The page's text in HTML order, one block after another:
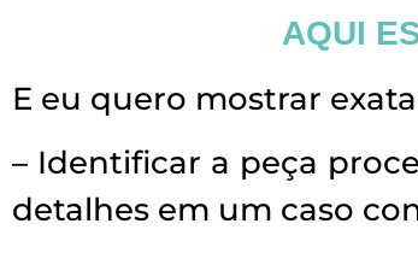
AQUI
E eu quero mostrar
– Identificar a peça
detalhes em um caso